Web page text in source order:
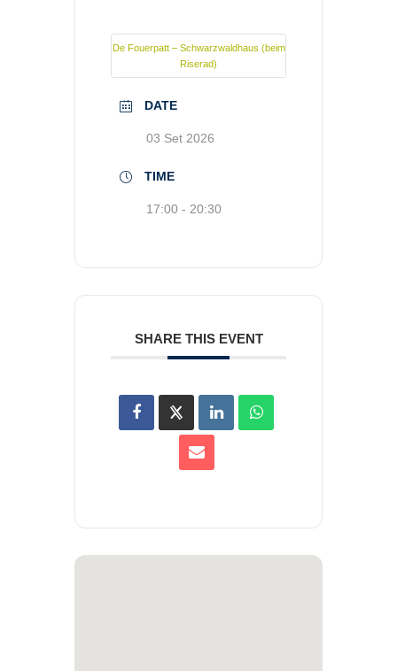
De Fouerpatt – Schwarzwaldhaus (beim
Riserad)
DATE
03 Set 2026
TIME
17:00 - 20:30
SHARE THIS EVENT